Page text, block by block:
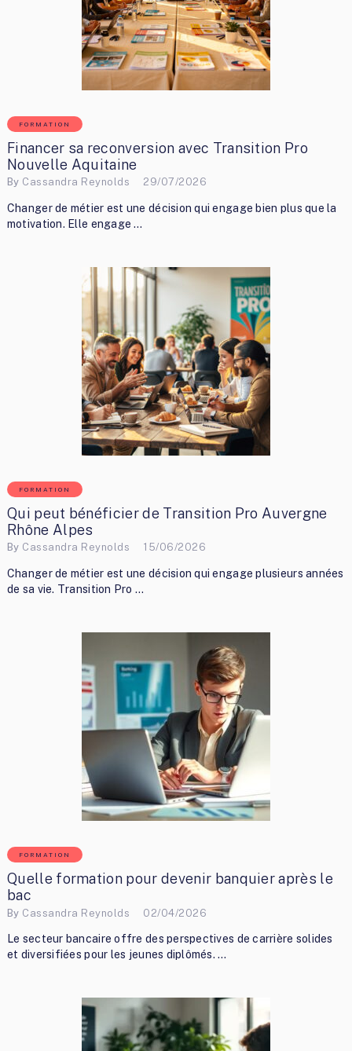
FORMATION
Financer sa reconversion avec Transition Pro
Nouvelle Aquitaine
By Cassandra Reynolds 29/07/2026
Changer de métier est une décision qui engage bien plus que la
motivation. Elle engage …
FORMATION
Qui peut bénéficier de Transition Pro Auvergne
Rhône Alpes
By Cassandra Reynolds 15/06/2026
Changer de métier est une décision qui engage plusieurs années
de sa vie. Transition Pro …
FORMATION
Quelle formation pour devenir banquier après le
bac
By Cassandra Reynolds 02/04/2026
Le secteur bancaire offre des perspectives de carrière solides
et diversifiées pour les jeunes diplômés. …